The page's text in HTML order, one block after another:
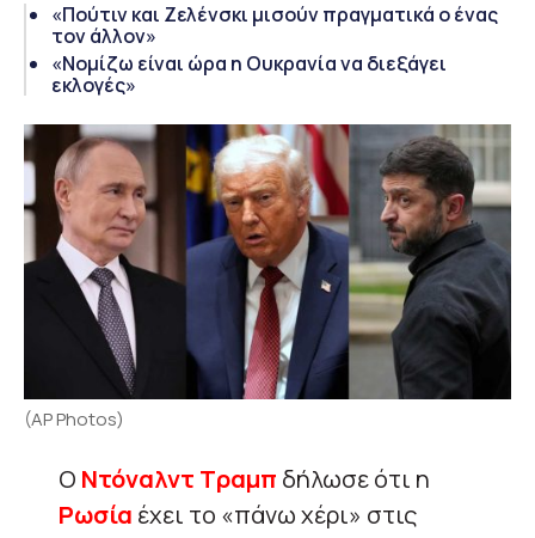
«Πούτιν και Ζελένσκι μισούν πραγματικά ο ένας
τον άλλον»
«Νομίζω είναι ώρα η Ουκρανία να διεξάγει
εκλογές»
(AP Photos)
Ο Ντόναλντ Τραμπ δήλωσε ότι η
Ρωσία έχει το «πάνω χέρι» στις